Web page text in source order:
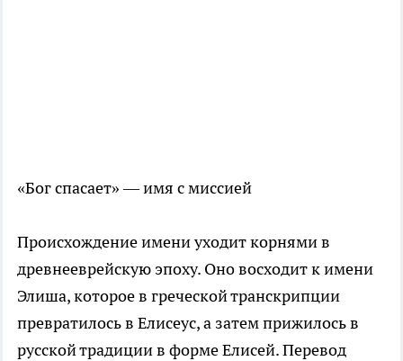
«Бог спасает» — имя с миссией
Происхождение имени уходит корнями в
древнееврейскую эпоху. Оно восходит к имени
Элиша, которое в греческой транскрипции
превратилось в Елисеус, а затем прижилось в
русской традиции в форме Елисей. Перевод